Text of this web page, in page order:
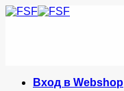
Skip
Вход в Webshop